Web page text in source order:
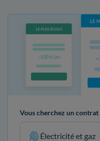
Vous cherchez un contrat
Électricité et gaz